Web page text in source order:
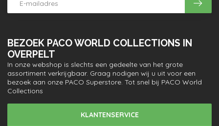
BEZOEK PACO WORLD COLLECTIONS IN
OVERPELT
In onze webshop is slechts een gedeelte van het grote
assortiment verkrijgbaar. Graag nodigen wij u uit voor een
bezoek aan onze PACO Superstore. Tot snel bij PACO World
Collections
KLANTENSERVICE